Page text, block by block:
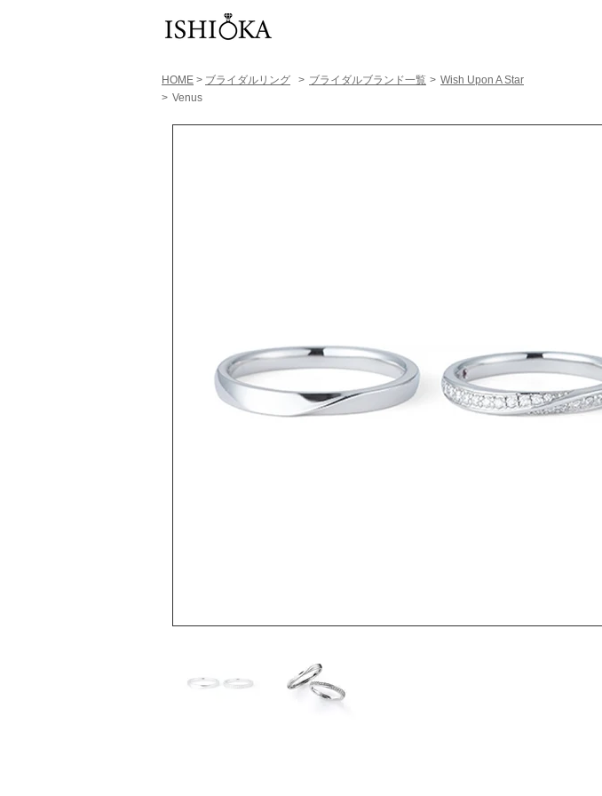
HOME > ブライダルリング > ​ブライダルブランド一覧 > Wish Upon A Star
> Venus